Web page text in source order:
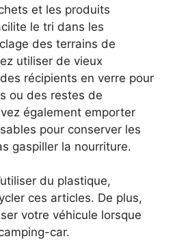
et les produits
le tri dans les
des terrains de
utiliser de vieux
récipients en verre pour
ou des restes de
également emporter
pour conserver les
gaspiller la nourriture.
du plastique,
ces articles. De plus,
votre véhicule lorsque
car.